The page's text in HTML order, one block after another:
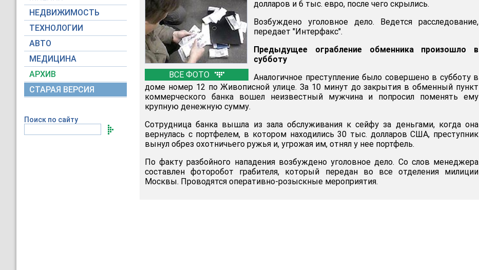
НЕДВИЖИМОСТЬ
ТЕХНОЛОГИИ
АВТО
МЕДИЦИНА
АРХИВ
СТАРАЯ ВЕРСИЯ
Поиск по сайту
ВСЕ ФОТО
долларов и 6 тыс. евро, после чего скрылись.
Возбуждено уголовное дело. Ведется расследование,
передает "Интерфакс".
Предыдущее ограбление обменника произошло в
субботу
Аналогичное преступление было совершено в субботу в
доме номер 12 по Живописной улице. За 10 минут до закрытия в обменный пункт
коммерческого банка вошел неизвестный мужчина и попросил поменять ему
крупную денежную сумму.
Сотрудница банка вышла из зала обслуживания к сейфу за деньгами, когда она
вернулась с портфелем, в котором находились 30 тыс. долларов США, преступник
вынул обрез охотничьего ружья и, угрожая им, отнял у нее портфель.
По факту разбойного нападения возбуждено уголовное дело. Со слов менеджера
составлен фоторобот грабителя, который передан во все отделения милиции
Москвы. Проводятся оперативно-розыскные мероприятия.